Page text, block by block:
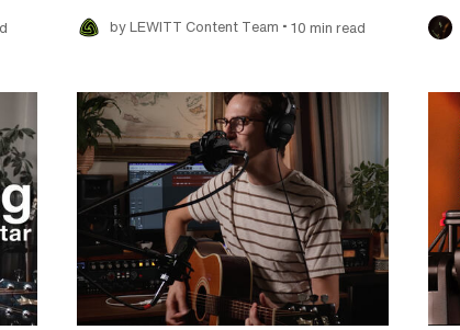
by LEWITT Content Team • 10 min read